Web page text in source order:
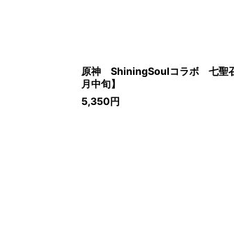
原神 ShiningSoulコラボ 七聖
月中旬】
5,350円